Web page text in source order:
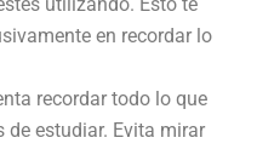
utilizando. Esto te
en recordar lo
recordar todo lo que
de estudiar. Evita mirar